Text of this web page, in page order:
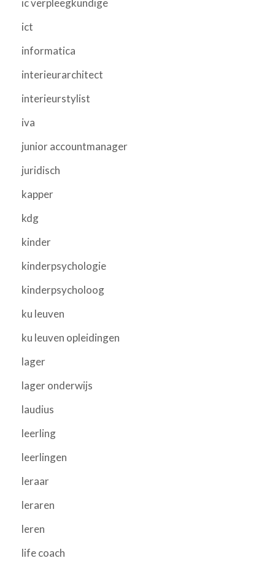
ict
informatica
interieurarchitect
interieurstylist
iva
junior accountmanager
juridisch
kapper
kdg
kinder
kinderpsychologie
kinderpsycholoog
ku leuven
ku leuven opleidingen
lager
lager onderwijs
laudius
leerling
leerlingen
leraar
leraren
leren
life coach